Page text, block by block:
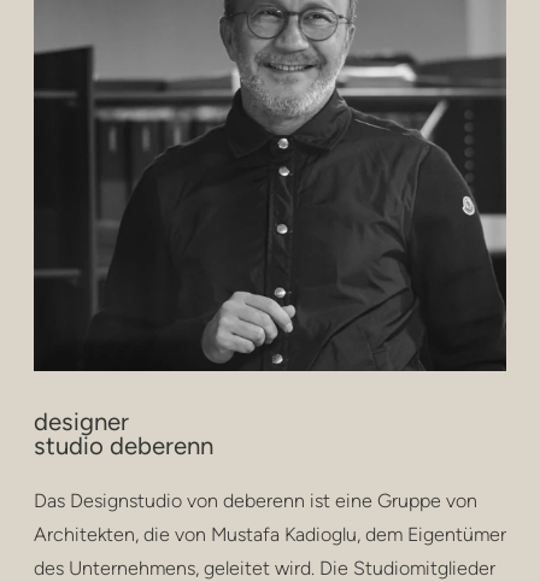
designer
studio deberenn
Das Designstudio von deberenn ist eine Gruppe von
Architekten, die von Mustafa Kadioglu, dem Eigentümer
des Unternehmens, geleitet wird. Die Studiomitglieder